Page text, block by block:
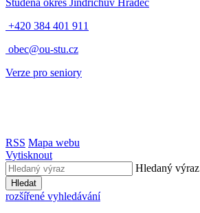
Studená okres Jindřichův Hradec
+420 384 401 911
obec@ou-stu.cz
Verze pro seniory
RSS Mapa webu
Vytisknout
Hledaný výraz
Hledat
rozšířené vyhledávání